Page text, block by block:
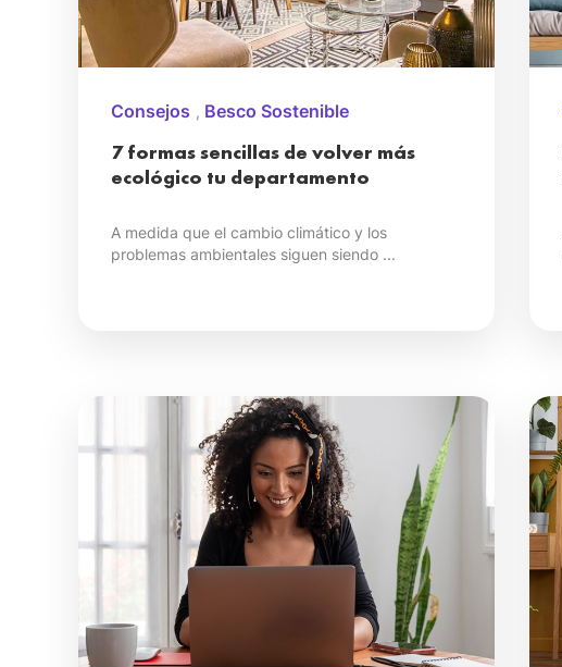
Consejos , Besco Sostenible
7 formas sencillas de volver más
ecológico tu departamento
A medida que el cambio climático y los
problemas ambientales siguen siendo ...